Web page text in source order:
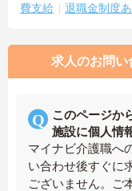
費支給
退職金制度あ
求人のお問い
このページか
施設に個人情
マイナビ介護職へ
い合わせ後すぐに
ございません。ご